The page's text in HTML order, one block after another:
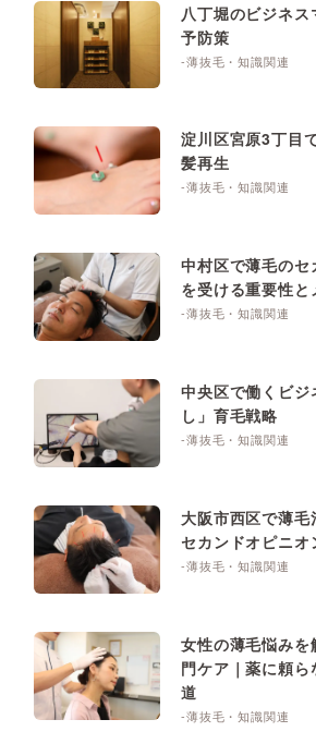
八丁堀のビジネ
予防策
-薄抜毛・知識関連
淀川区宮原3丁目
髪再生
-薄抜毛・知識関連
中村区で薄毛の
を受ける重要性と
-薄抜毛・知識関連
中央区で働くビ
し」育毛戦略
-薄抜毛・知識関連
大阪市西区で薄毛
セカンドオピニオ
-薄抜毛・知識関連
女性の薄毛悩み
門ケア｜薬に頼
道
-薄抜毛・知識関連